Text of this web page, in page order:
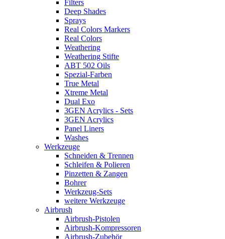
Filters
Deep Shades
Sprays
Real Colors Markers
Real Colors
Weathering
Weathering Stifte
ABT 502 Oils
Spezial-Farben
True Metal
Xtreme Metal
Dual Exo
3GEN Acrylics - Sets
3GEN Acrylics
Panel Liners
Washes
Werkzeuge
Schneiden & Trennen
Schleifen & Polieren
Pinzetten & Zangen
Bohrer
Werkzeug-Sets
weitere Werkzeuge
Airbrush
Airbrush-Pistolen
Airbrush-Kompressoren
Airbrush-Zubehör